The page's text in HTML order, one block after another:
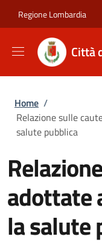
Regione Lombardia
Città
Briciole di
Home /
Relazione sulle
salute pubblica
adottate
la salute